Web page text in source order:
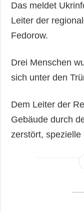
Das meldet
Leiter der
Fedorow.
Drei Menschen
sich unter den
Dem Leiter der
Gebäude durch
zerstört,